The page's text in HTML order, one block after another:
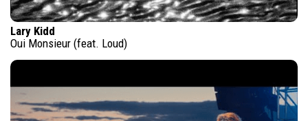
Lary Kidd
Oui Monsieur (feat. Loud)